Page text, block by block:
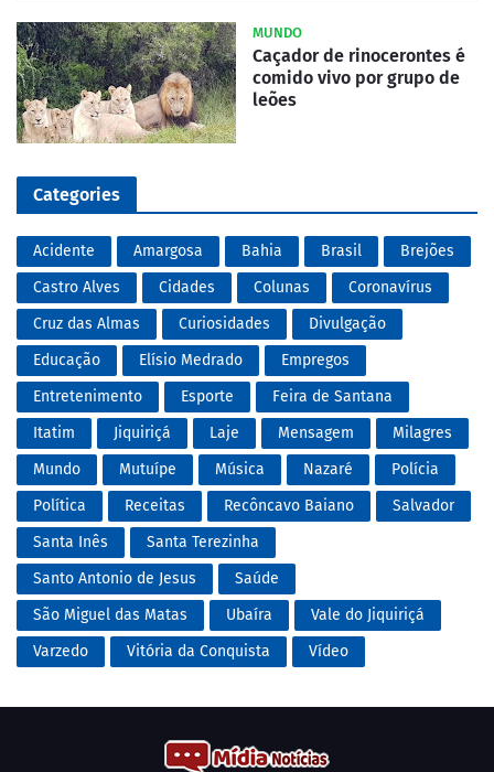
MUNDO
Caçador de rinocerontes é
comido vivo por grupo de
leões
Categories
Acidente Amargosa Bahia Brasil
Brejões
Castro Alves
Cidades Colunas
Coronavírus
Cruz das Almas
Curiosidades
Divulgação
Educação
Elísio Medrado
Empregos
Entretenimento
Esporte
Feira de Santana
Itatim
Jiquiriçá Laje Mensagem
Milagres
Mundo
Mutuípe Música Nazaré
Polícia
Política
Receitas Recôncavo Baiano
Salvador
Santa Inês
Santa Terezinha
Santo Antonio de Jesus
Saúde
São Miguel das Matas
Ubaíra
Vale do Jiquiriçá
Varzedo
Vitória da Conquista Vídeo